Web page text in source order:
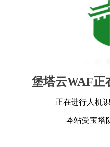
堡塔云WAF正
正在进行人机
本站受宝塔